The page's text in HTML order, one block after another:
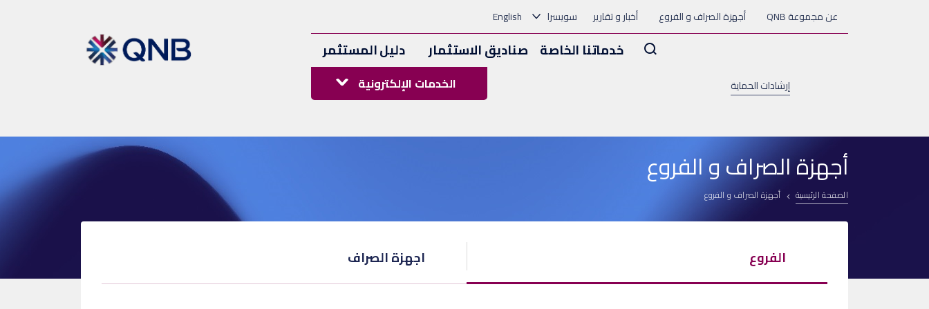
عن مجموعة QNB أجهزة الصراف و الفروع أخبار و تقارير سويسرا English
خدماتنا الخاصة صناديق الاستثمار دليل المستثمر Arama
الخدمات الإلكترونية إرشادات الحماية
أجهزة الصراف و الفروع
الصفحة الرئيسية أجهزة الصراف و الفروع
الفروع اجهزة الصراف